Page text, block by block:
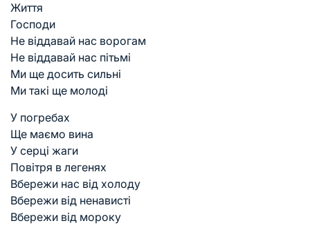
Життя
Господи
Не віддавай нас ворогам
Не віддавай нас пітьмі
Ми ще досить сильні
Ми такі ще молоді
У погребах
Ще маємо вина
У серці жаги
Повітря в легенях
Вбережи нас від холоду
Вбережи від ненависті
Вбережи від мороку